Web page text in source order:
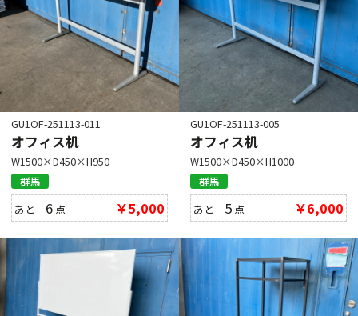
GU1OF-251113-011
オフィス机
W1500×D450×H950
群馬
あと 6 点 ￥5,000
GU1OF-251113-005
オフィス机
W1500×D450×H1000
群馬
あと 5 点 ￥6,000